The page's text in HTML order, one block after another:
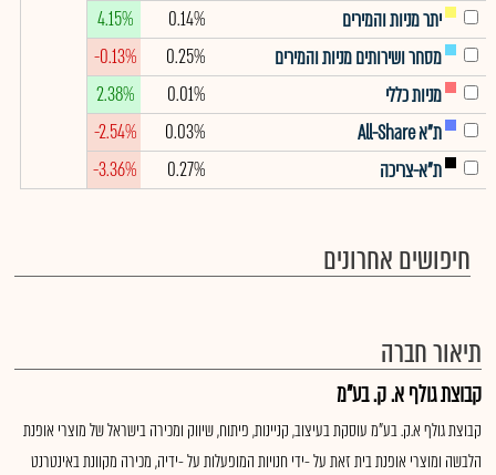
יתר מניות והמירים
0.14%
4.15%
מסחר ושירותים מניות והמירים
0.25%
-0.13%
מניות כללי
0.01%
2.38%
ת"א All-Share
0.03%
-2.54%
ת"א-צריכה
0.27%
-3.36%
חיפושים אחרונים
תיאור חברה
קבוצת גולף א. ק. בע"מ
קבוצת גולף א.ק. בע"מ עוסקת בעיצוב, קניינות, פיתוח, שיווק ומכירה בישראל של מוצרי אופנת
הלבשה ומוצרי אופנת בית זאת על -ידי חנויות המופעלות על -ידיה, מכירה מקוונת באינטרנט